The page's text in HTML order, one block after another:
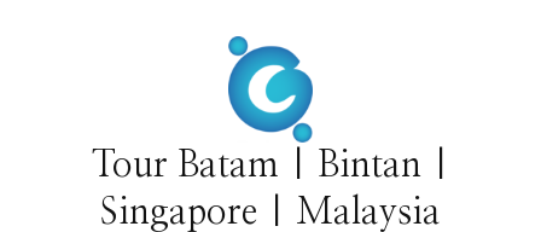
Tour Batam | Bintan |
Singapore | Malaysia